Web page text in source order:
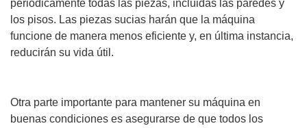
periódicamente todas las piezas, incluidas las paredes y
los pisos. Las piezas sucias harán que la máquina
funcione de manera menos eficiente y, en última instancia,
reducirán su vida útil.
Otra parte importante para mantener su máquina en
buenas condiciones es asegurarse de que todos los